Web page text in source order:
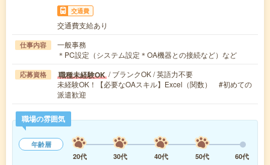
交通費
交通費支給あり
仕事内容
一般事務
＊PC設定（システム設定＊OA機器との接続など）など
応募資格 職種未経験OK / ブランクOK / 英語力不要
未経験OK！【必要なOAスキル】Excel（関数） #初めての
派遣歓迎
職場の雰囲気
年齢層
20代
30代 40代 50代
60代